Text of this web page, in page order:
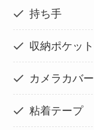
持ち手
収納ポケット
カメラカバー
粘着テープ